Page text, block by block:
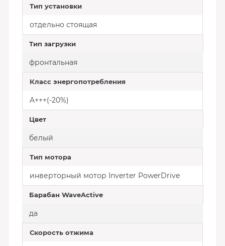
Тип установки
отдельно стоящая
Тип загрузки
фронтальная
Класс энергопотребления
A+++(-20%)
Цвет
белый
Тип мотора
инверторный мотор Inverter PowerDrive
Барабан WaveActive
да
Скорость отжима